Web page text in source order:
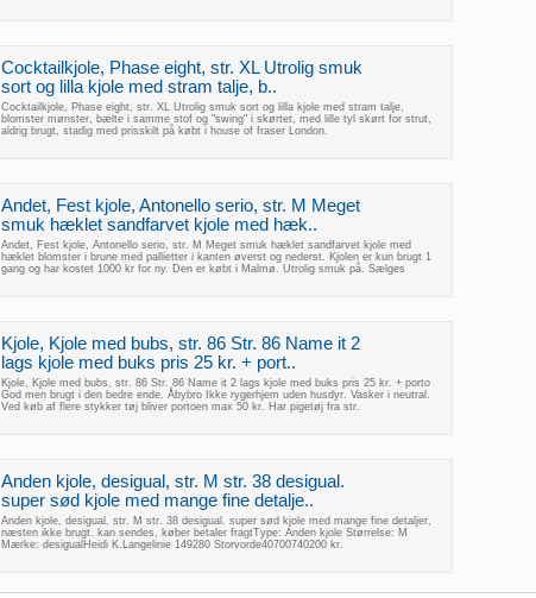
Cocktailkjole, Phase eight, str. XL Utrolig smuk
sort og lilla kjole med stram talje, b..
Cocktailkjole, Phase eight, str. XL Utrolig smuk sort og lilla kjole med stram talje,
blomster mønster, bælte i samme stof og "swing" i skørtet, med lille tyl skørt for strut,
aldrig brugt, stadig med prisskilt på købt i house of fraser London.
Andet, Fest kjole, Antonello serio, str. M Meget
smuk hæklet sandfarvet kjole med hæk..
Andet, Fest kjole, Antonello serio, str. M Meget smuk hæklet sandfarvet kjole med
hæklet blomster i brune med pallietter i kanten øverst og nederst. Kjolen er kun brugt 1
gang og har kostet 1000 kr for ny. Den er købt i Malmø. Utrolig smuk på. Sælges
Kjole, Kjole med bubs, str. 86 Str. 86 Name it 2
lags kjole med buks pris 25 kr. + port..
Kjole, Kjole med bubs, str. 86 Str. 86 Name it 2 lags kjole med buks pris 25 kr. + porto
God men brugt i den bedre ende. Åbybro Ikke rygerhjem uden husdyr. Vasker i neutral.
Ved køb af flere stykker tøj bliver portoen max 50 kr. Har pigetøj fra str.
Anden kjole, desigual, str. M str. 38 desigual.
super sød kjole med mange fine detalje..
Anden kjole, desigual, str. M str. 38 desigual. super sød kjole med mange fine detaljer,
næsten ikke brugt. kan sendes, køber betaler fragtType: Anden kjole Størrelse: M
Mærke: desigualHeidi K.Langelinie 149280 Storvorde40700740200 kr.